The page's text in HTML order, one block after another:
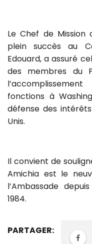
Le Chef de
plein succès au
Edouard, a assuré
des membres du
fonctions à
défense des
Unis.
Il convient de
Amichia est le
l’Ambassade
1984.
PARTAGER: